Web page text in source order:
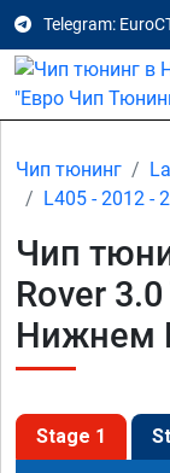
Telegram:
Чип тюнинг
L405 - 2012 -
Чип
Rover
Нижнем
Stage 1